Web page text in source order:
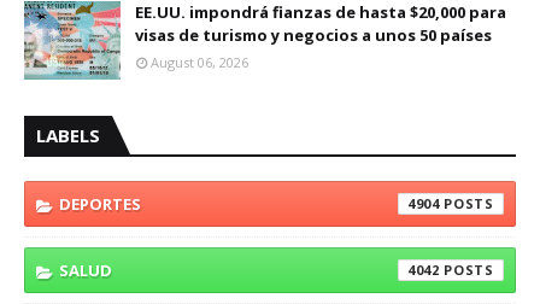
EE.UU. impondrá fianzas de hasta $20,000 para
visas de turismo y negocios a unos 50 países
August 06, 2026
LABELS
DEPORTES 4904
SALUD 4042